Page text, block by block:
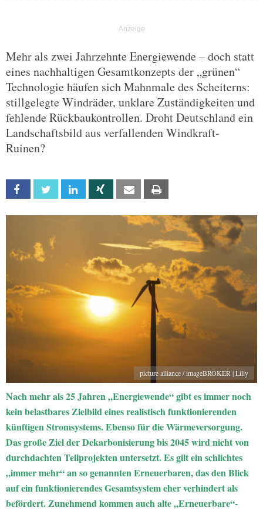
Mehr als zwei Jahrzehnte Energiewende – doch statt
eines nachhaltigen Gesamtkonzepts der „grünen“
Technologie häufen sich Mahnmale des Scheiterns:
stillgelegte Windräder, unklare Zuständigkeiten und
fehlende Rückbaukontrollen. Droht Deutschland ein
Landschaftsbild aus verfallenden Windkraft-
Ruinen?
Facebook Twitter Linkedin Xing Email
picture alliance / imageBROKER | Lilly
Nach mehr als 25 Jahren „Energiewende“ gibt es immer noch
kein belastbares Zielbild eines realistisch funktionierenden
künftigen Stromsystems. Ebenso für die Wärmeversorgung.
Das große Ziel der Dekarbonisierung bis 2045 wird nicht von
durchdachten Teilprojekten untersetzt. Es gilt ein schlichtes
„immer mehr“ an so genannten Erneuerbaren, das den Blick
auf ein funktionierendes Gesamtsystem eher verhindert als
befördert. Zunehmend kommen auch alte „Erneuerbare“-